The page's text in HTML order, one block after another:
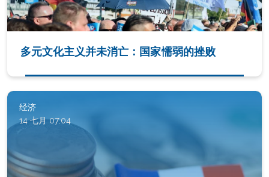
多元文化主义并未消亡：国家懦弱的挫败
经济
14 七月 07:04